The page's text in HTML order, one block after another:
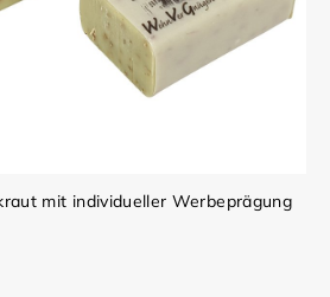
mit individueller Werbeprägung